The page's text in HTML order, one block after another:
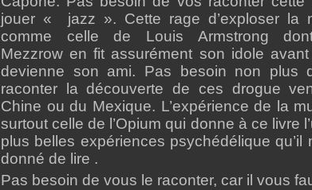
jouer « jazz ». Cette rage d’exploser la
comme celle de Louis Armstrong
Mezzrow en fit assurément son idole
devienne son ami. Pas besoin non plus
raconter la découverte de ces drogue
Chine ou du Mexique. L’expérience de la
surtout celle de l’Opium qui donne à ce livre
plus belles expériences psychédélique qu’il
donné de lire .
Pas besoin de vous le raconter, car il vous